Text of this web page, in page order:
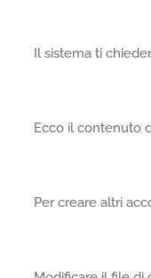
Il sistema ti
Ecco il contenuto
Per creare altri